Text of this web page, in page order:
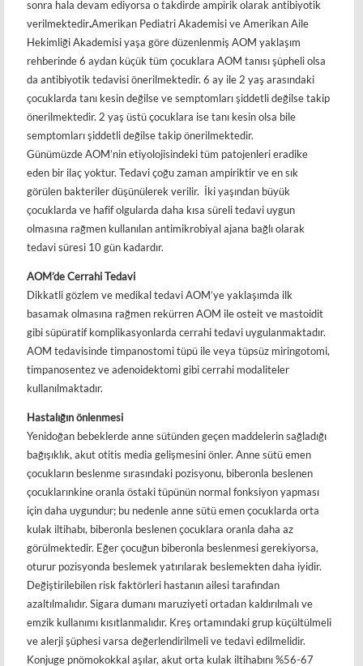
sonra hala devam ediyorsa o takdirde ampirik olarak antibiyotik
verilmektedir.Amerikan Pediatri Akademisi ve Amerikan Aile
Hekimliği Akademisi yaşa göre düzenlenmiş AOM yaklaşım
rehberinde 6 aydan küçük tüm çocuklara AOM tanısı şüpheli olsa
da antibiyotik tedavisi önerilmektedir. 6 ay ile 2 yaş arasındaki
çocuklarda tanı kesin değilse ve semptomları şiddetli değilse takip
önerilmektedir. 2 yaş üstü çocuklara ise tanı kesin olsa bile
semptomları şiddetli değilse takip önerilmektedir.
Günümüzde AOM’nin etiyolojisindeki tüm patojenleri eradike
eden bir ilaç yoktur. Tedavi çoğu zaman ampiriktir ve en sık
görülen bakteriler düşünülerek verilir. İki yaşından büyük
çocuklarda ve hafif olgularda daha kısa süreli tedavi uygun
olmasına rağmen kullanılan antimikrobiyal ajana bağlı olarak
tedavi süresi 10 gün kadardır.
AOM’de Cerrahi Tedavi
Dikkatli gözlem ve medikal tedavi AOM’ye yaklaşımda ilk
basamak olmasına rağmen rekürren AOM ile osteit ve mastoidit
gibi süpüratif komplikasyonlarda cerrahi tedavi uygulanmaktadır.
AOM tedavisinde timpanostomi tüpü ile veya tüpsüz miringotomi,
timpanosentez ve adenoidektomi gibi cerrahi modaliteler
kullanılmaktadır.
Hastalığın önlenmesi
Yenidoğan bebeklerde anne sütünden geçen maddelerin sağladığı
bağışıklık, akut otitis media gelişmesini önler. Anne sütü emen
çocukların beslenme sırasındaki pozisyonu, biberonla beslenen
çocuklarınkine oranla östaki tüpünün normal fonksiyon yapması
için daha uygundur; bu nedenle anne sütü emen çocuklarda orta
kulak iltihabı, biberonla beslenen çocuklara oranla daha az
görülmektedir. Eğer çocuğun biberonla beslenmesi gerekiyorsa,
oturur pozisyonda beslemek yatırılarak beslemekten daha iyidir.
Değiştirilebilen risk faktörleri hastanın ailesi tarafından
azaltılmalıdır. Sigara dumanı maruziyeti ortadan kaldırılmalı ve
emzik kullanımı kısıtlanmalıdır. Kreş ortamındaki grup küçültülmeli
ve alerji şüphesi varsa değerlendirilmeli ve tedavi edilmelidir.
Konjuge pnömokokkal aşılar, akut orta kulak iltihabını %56-67